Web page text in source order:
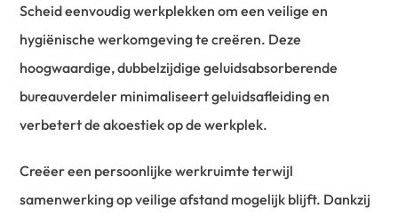
Scheid eenvoudig werkplekken om een veilige en
hygiënische werkomgeving te creëren. Deze
hoogwaardige, dubbelzijdige geluidsabsorberende
bureauverdeler minimaliseert geluidsafleiding en
verbetert de akoestiek op de werkplek.
Creëer een persoonlijke werkruimte terwijl
samenwerking op veilige afstand mogelijk blijft. Dankzij